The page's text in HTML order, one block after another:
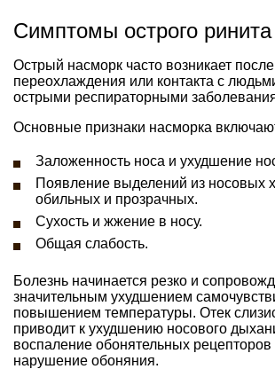
Симптомы острого ринита
Острый насморк часто возникает после
переохлаждения или контакта с
острыми респираторными
Основные признаки насморка
Заложенность носа и ухудшение
Появление выделений из носовых
обильных и прозрачных.
Сухость и жжение в носу.
Общая слабость.
Болезнь начинается резко и
значительным ухудшением
повышением температуры. Отек
приводит к ухудшению носового
воспаление обонятельных
нарушение обоняния.